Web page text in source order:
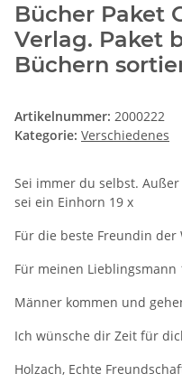
Bücher Paket
Verlag. Paket
Büchern
Artikelnummer: 2000222
Kategorie: Verschiedenes
Sei immer du selbst.
sei ein Einhorn 19 x
Für die beste Freundin der
Für meinen Lieblingsmann
Männer kommen und
Ich wünsche dir Zeit für
Holzach, Echte